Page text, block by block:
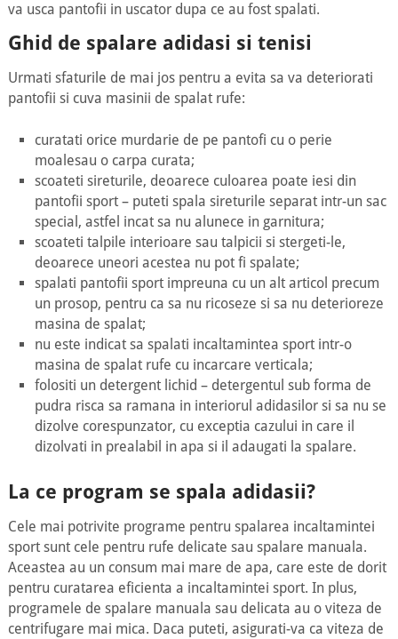
va usca pantofii in uscator dupa ce au fost spalati.
Ghid de spalare adidasi si tenisi
Urmati sfaturile de mai jos pentru a evita sa va deteriorati
pantofii si cuva masinii de spalat rufe:
curatati orice murdarie de pe pantofi cu o perie
moalesau o carpa curata;
scoateti sireturile, deoarece culoarea poate iesi din
pantofii sport – puteti spala sireturile separat intr-un sac
special, astfel incat sa nu alunece in garnitura;
scoateti talpile interioare sau talpicii si stergeti-le,
deoarece uneori acestea nu pot fi spalate;
spalati pantofii sport impreuna cu un alt articol precum
un prosop, pentru ca sa nu ricoseze si sa nu deterioreze
masina de spalat;
nu este indicat sa spalati incaltamintea sport intr-o
masina de spalat rufe cu incarcare verticala;
folositi un detergent lichid – detergentul sub forma de
pudra risca sa ramana in interiorul adidasilor si sa nu se
dizolve corespunzator, cu exceptia cazului in care il
dizolvati in prealabil in apa si il adaugati la spalare.
La ce program se spala adidasii?
Cele mai potrivite programe pentru spalarea incaltamintei
sport sunt cele pentru rufe delicate sau spalare manuala.
Aceastea au un consum mai mare de apa, care este de dorit
pentru curatarea eficienta a incaltamintei sport. In plus,
programele de spalare manuala sau delicata au o viteza de
centrifugare mai mica. Daca puteti, asigurati-va ca viteza de